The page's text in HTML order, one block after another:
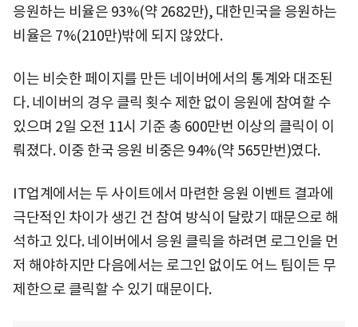
응원하는 비율은 93%(약 2682만), 대한민국을 응원하는
비율은 7%(210만)밖에 되지 않았다.
이는 비슷한 페이지를 만든 네이버에서의 통계와 대조된
다. 네이버의 경우 클릭 횟수 제한 없이 응원에 참여할 수
있으며 2일 오전 11시 기준 총 600만번 이상의 클릭이 이
뤄졌다. 이중 한국 응원 비중은 94%(약 565만번)였다.
IT업계에서는 두 사이트에서 마련한 응원 이벤트 결과에
극단적인 차이가 생긴 건 참여 방식이 달랐기 때문으로 해
석하고 있다. 네이버에서 응원 클릭을 하려면 로그인을 먼
저 해야하지만 다음에서는 로그인 없이도 어느 팀이든 무
제한으로 클릭할 수 있기 때문이다.